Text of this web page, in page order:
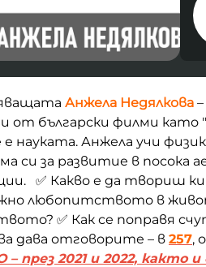
Анжела Недялкова
от български филми като
науката. Анжела учи
си за развитие в посока
✅ Какво е да твориш
любопитството в
✅ Как се поправя
дава отговорите – в 257,
през 2021 и 2022, както и